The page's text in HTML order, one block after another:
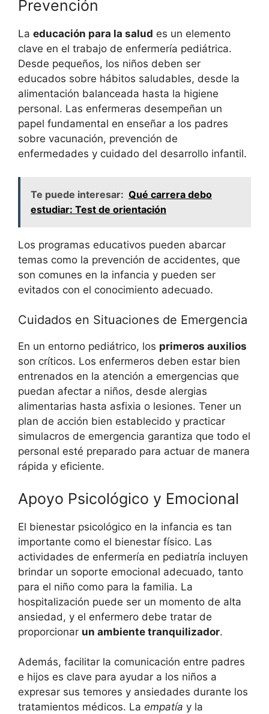
Prevención
La educación para la salud es un elemento
clave en el trabajo de enfermería pediátrica.
Desde pequeños, los niños deben ser
educados sobre hábitos saludables, desde la
alimentación balanceada hasta la higiene
personal. Las enfermeras desempeñan un
papel fundamental en enseñar a los padres
sobre vacunación, prevención de
enfermedades y cuidado del desarrollo infantil.
Te puede interesar: Qué carrera debo
estudiar: Test de orientación
Los programas educativos pueden abarcar
temas como la prevención de accidentes, que
son comunes en la infancia y pueden ser
evitados con el conocimiento adecuado.
Cuidados en Situaciones de Emergencia
En un entorno pediátrico, los primeros auxilios
son críticos. Los enfermeros deben estar bien
entrenados en la atención a emergencias que
puedan afectar a niños, desde alergias
alimentarias hasta asfixia o lesiones. Tener un
plan de acción bien establecido y practicar
simulacros de emergencia garantiza que todo el
personal esté preparado para actuar de manera
rápida y eficiente.
Apoyo Psicológico y Emocional
El bienestar psicológico en la infancia es tan
importante como el bienestar físico. Las
actividades de enfermería en pediatría incluyen
brindar un soporte emocional adecuado, tanto
para el niño como para la familia. La
hospitalización puede ser un momento de alta
ansiedad, y el enfermero debe tratar de
proporcionar un ambiente tranquilizador.
Además, facilitar la comunicación entre padres
e hijos es clave para ayudar a los niños a
expresar sus temores y ansiedades durante los
tratamientos médicos. La empatía y la